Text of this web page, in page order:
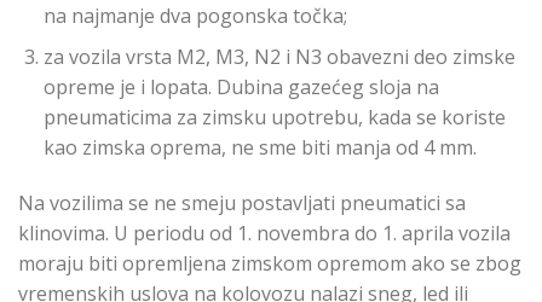
na najmanje dva pogonska točka;
za vozila vrsta M2, M3, N2 i N3 obavezni deo zimske
opreme je i lopata. Dubina gazećeg sloja na
pneumaticima za zimsku upotrebu, kada se koriste
kao zimska oprema, ne sme biti manja od 4 mm.
Na vozilima se ne smeju postavljati pneumatici sa
klinovima. U periodu od 1. novembra do 1. aprila vozila
moraju biti opremljena zimskom opremom ako se zbog
vremenskih uslova na kolovozu nalazi sneg, led ili